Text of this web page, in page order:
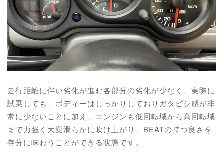
走行距離に伴い劣化が進む各部分の劣化が少なく、実際に
試乗しても、ボディーはしっかりしておりガタピシ感が非
常に少ないことに加え、エンジンも低回転域から高回転域
まで力強く大変滑らかに吹け上がり、BEATの持つ良さを
存分に味わうことができる状態です。